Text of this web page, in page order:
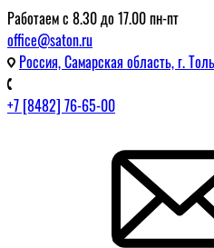
Работаем с 8.30 до 17.00 пн-пт
office@saton.ru
Россия, Самарская область, г.
+7 [8482] 76-65-00